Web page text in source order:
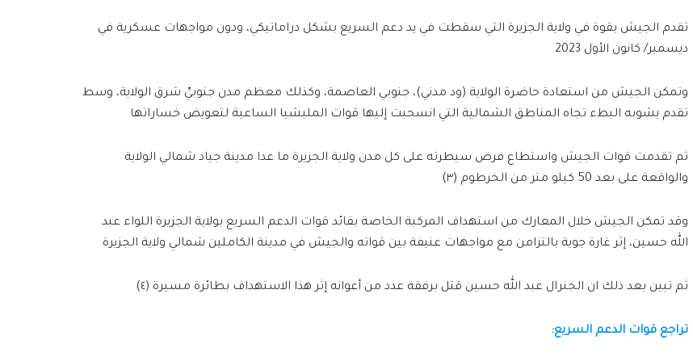
تقدم الجيش بقوة في ولاية الجزيرة التي سقطت في يد دعم السريع بشكل دراماتيكي، ودون مواجهات عسكرية في
ديسمبر/ كانون الأول 2023
وتمكن الجيش من استعادة حاضرة الولاية (ود مدني)، جنوبي العاصمة، وكذلك معظم مدن جنوبيِّ شرق الولاية، وسط
تقدم يشوبه البطء تجاه المناطق الشمالية التي انسحبت إليها قوات المليشيا الساعية لتعويض خساراتها
ثم تقدمت قوات الجيش واستطاع فرض سيطرته على كل مدن ولاية الجزيرة ما عدا مدينة جياد شمالي الولاية
والواقعة على بعد 50 كيلو متر من الخرطوم (٣)
وقد تمكن الجيش خلال المعارك من استهداف المركبة الخاصة بقائد قوات الدعم السريع بولاية الجزيرة اللواء عبد
الله حسين، إثر غارة جوية بالتزامن مع مواجهات عنيفة بين قواته والجيش في مدينة الكاملين شمالي ولاية الجزيرة
ثم تبين بعد ذلك ان الجنرال عبد الله حسين قتل برفقة عدد من أعوانه إثر هذا الاستهداف بطائرة مسيرة (٤)
تراجع قوات الدعم السريع: